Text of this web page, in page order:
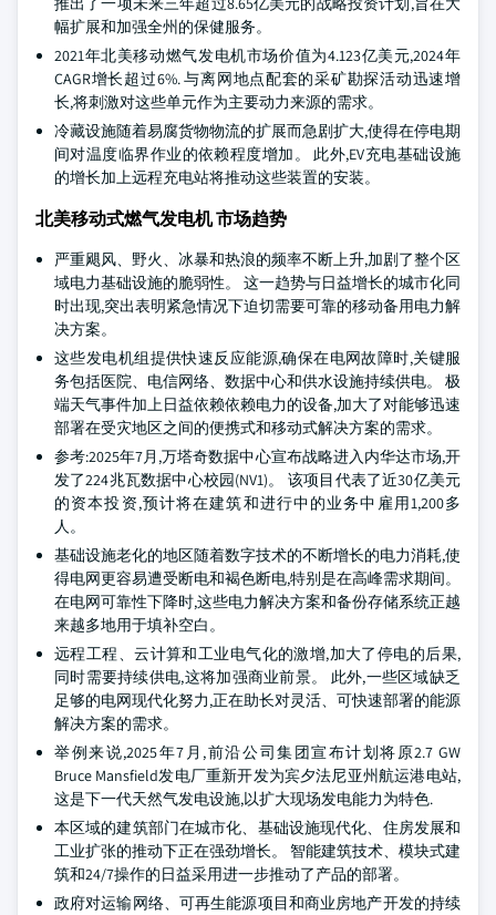
幅扩展和加强全州的保健服务。
2021年北美移动燃气发电机市场价值为4.123亿美元,2024年
CAGR增长超过6%. 与离网地点配套的采矿勘探活动迅速增
长,将刺激对这些单元作为主要动力来源的需求。
冷藏设施随着易腐货物物流的扩展而急剧扩大,使得在停电期
间对温度临界作业的依赖程度增加。 此外,EV充电基础设施
的增长加上远程充电站将推动这些装置的安装。
北美移动式燃气发电机 市场趋势
严重飓风、野火、冰暴和热浪的频率不断上升,加剧了整个区
域电力基础设施的脆弱性。 这一趋势与日益增长的城市化同
时出现,突出表明紧急情况下迫切需要可靠的移动备用电力解
决方案。
这些发电机组提供快速反应能源,确保在电网故障时,关键服
务包括医院、电信网络、数据中心和供水设施持续供电。 极
端天气事件加上日益依赖依赖电力的设备,加大了对能够迅速
部署在受灾地区之间的便携式和移动式解决方案的需求。
参考:2025年7月,万塔奇数据中心宣布战略进入内华达市场,开
发了224兆瓦数据中心校园(NV1)。 该项目代表了近30亿美元
的资本投资,预计将在建筑和进行中的业务中雇用1,200多
人。
基础设施老化的地区随着数字技术的不断增长的电力消耗,使
得电网更容易遭受断电和褐色断电,特别是在高峰需求期间。
在电网可靠性下降时,这些电力解决方案和备份存储系统正越
来越多地用于填补空白。
远程工程、云计算和工业电气化的激增,加大了停电的后果,
同时需要持续供电,这将加强商业前景。 此外,一些区域缺乏
足够的电网现代化努力,正在助长对灵活、可快速部署的能源
解决方案的需求。
举例来说,2025年7月,前沿公司集团宣布计划将原2.7 GW
Bruce Mansfield发电厂重新开发为宾夕法尼亚州航运港电站,
这是下一代天然气发电设施,以扩大现场发电能力为特色.
本区域的建筑部门在城市化、基础设施现代化、住房发展和
工业扩张的推动下正在强劲增长。 智能建筑技术、模块式建
筑和24/7操作的日益采用进一步推动了产品的部署。
政府对运输网络、可再生能源项目和商业房地产开发的持续